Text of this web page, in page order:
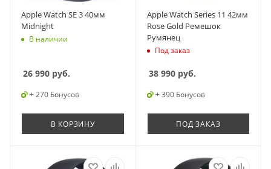
Apple Watch SE 3 40мм
Midnight
В наличии
26 990 руб.
+ 270 Бонусов
В КОРЗИНУ
Apple Watch Series 11 42мм
Rose Gold Ремешок
Румянец
Под заказ
38 990руб.
+ 390 Бонусов
ПОД ЗАКАЗ